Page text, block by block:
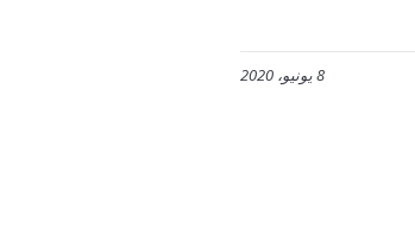
8 يونيو، 2020